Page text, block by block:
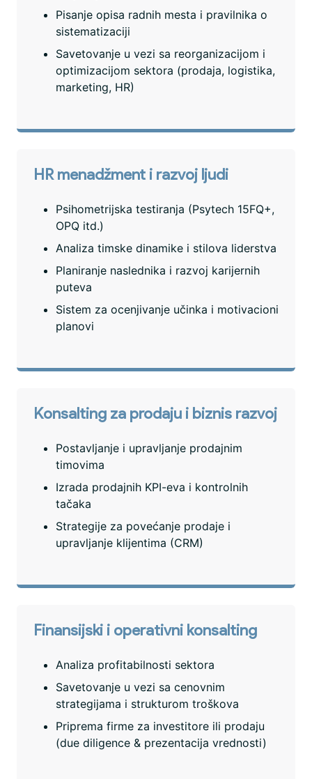
Pisanje opisa radnih mesta i pravilnika o
sistematizaciji
Savetovanje u vezi sa reorganizacijom i
optimizacijom sektora (prodaja, logistika,
marketing, HR)
HR menadžment i razvoj ljudi
Psihometrijska testiranja (Psytech 15FQ+,
OPQ itd.)
Analiza timske dinamike i stilova liderstva
Planiranje naslednika i razvoj karijernih
puteva
Sistem za ocenjivanje učinka i motivacioni
planovi
Konsalting za prodaju i biznis razvoj
Postavljanje i upravljanje prodajnim
timovima
Izrada prodajnih KPI-eva i kontrolnih
tačaka
Strategije za povećanje prodaje i
upravljanje klijentima (CRM)
Finansijski i operativni konsalting
Analiza profitabilnosti sektora
Savetovanje u vezi sa cenovnim
strategijama i strukturom troškova
Priprema firme za investitore ili prodaju
(due diligence & prezentacija vrednosti)